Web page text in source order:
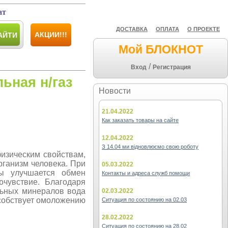
ДОСТАВКА ОПЛАТА О ПРОЕКТЕ
Мой БЛОКНОТ
Вход / Регистрация
Новости
21.04.2022
Как заказать товары на сайте
12.04.2022
З 14.04 ми відновлюємо свою роботу
05.03.2022
Контакты и адреса служб помощи
02.03.2022
Ситуация по состоянию на 02.03
28.02.2022
Ситуация по состоянию на 28.02
АКЦИИ!!!
н/газ
свойствам,
человека. При
улучшается обмен
Благодаря
минералов вода
омоложению